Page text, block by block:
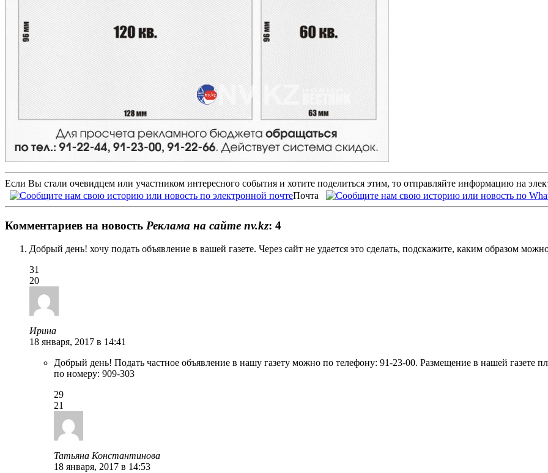
Если Вы стали очевидцем или участником интересного события и хотите поделиться этим, то отправляйте информацию на
Почта
Комментариев на новость Реклама на сайте nv.kz: 4
Добрый день! хочу подать объявление в вашей газете. Через сайт не удается это сделать, подскажите, каким образом
31
20
Ирина
18 января, 2017 в 14:41
Добрый день! Подать частное объявление в нашу газету можно по телефону: 91-23-00. Размещение в нашей газете
по номеру: 909-303
29
21
Татьяна Константинова
18 января, 2017 в 14:53